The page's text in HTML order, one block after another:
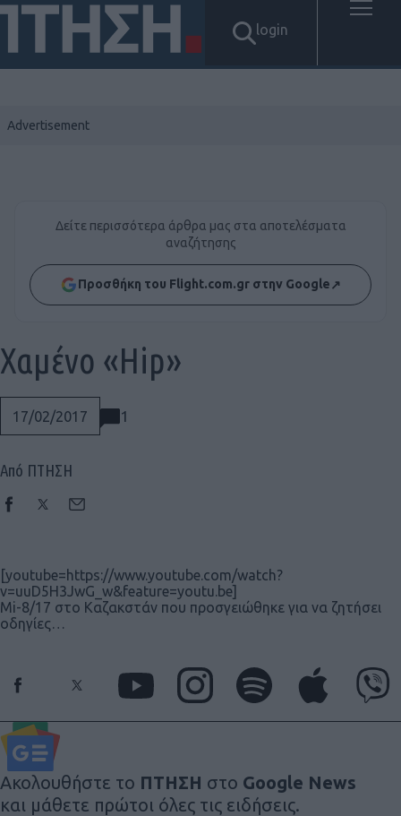
login
Δείτε περισσότερα άρθρα μας στα αποτελέσματα
αναζήτησης
Προσθήκη του Flight.com.gr στην Google↗
17/02/2017 1
Χαμένο «Hip»
Από ΠΤΗΣΗ
[youtube=https://www.youtube.com/watch?
v=uuD5H3JwG_w&feature=youtu.be]
Mi-8/17 στο Καζακστάν που προσγειώθηκε για να ζητήσει
οδηγίες…
Ακολουθήστε το ΠΤΗΣΗ στο Google News
και μάθετε πρώτοι όλες τις ειδήσεις.